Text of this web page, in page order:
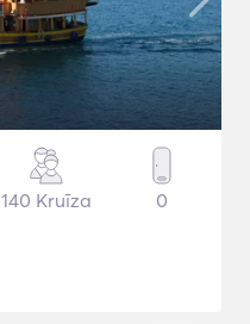
140 Kruīza 0